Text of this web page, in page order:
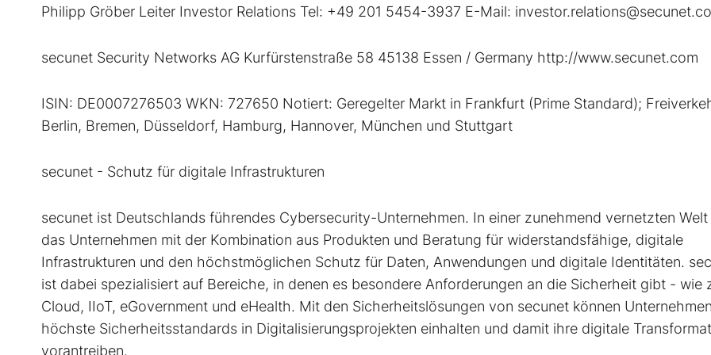
Philipp Gröber Leiter Investor Relations Tel: +49 201 5454-3937 E-Mail:
secunet Security Networks AG Kurfürstenstraße 58 45138 Essen / Germany http://www.secunet.com
ISIN: DE0007276503 WKN: 727650 Notiert: Geregelter Markt in Frankfurt (Prime Standard);
Berlin, Bremen, Düsseldorf, Hamburg, Hannover, München und Stuttgart
secunet - Schutz für digitale Infrastrukturen
secunet ist Deutschlands führendes Cybersecurity-Unternehmen. In einer zunehmend vernetzten
das Unternehmen mit der Kombination aus Produkten und Beratung für widerstandsfähige, digitale
Infrastrukturen und den höchstmöglichen Schutz für Daten, Anwendungen und digitale Identitäten.
ist dabei spezialisiert auf Bereiche, in denen es besondere Anforderungen an die Sicherheit gibt - wie
Cloud, IIoT, eGovernment und eHealth. Mit den Sicherheitslösungen von secunet können Unternehmen
höchste Sicherheitsstandards in Digitalisierungsprojekten einhalten und damit ihre digitale
vorantreiben.